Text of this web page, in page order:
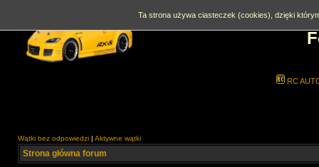
RC
Wątki bez odpowiedzi | Aktywne wątki
Strona główna forum
Ta strona używa ciasteczek (cookies), dzięki